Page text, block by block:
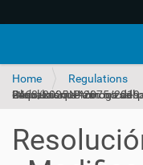
Home
Regulations
Resolución N° 2075/2019 - Modificación: Resolución N° 2468/2025: Prórroga del plazo para el desabastecimiento de etiquetas que aún no se han adaptado al PQUA del Sistema Globalmente Armonizado